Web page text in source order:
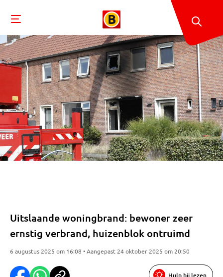
Uitslaande woningbrand: bewoner zeer
ernstig verbrand, huizenblok ontruimd
6 augustus 2025 om 16:08 • Aangepast 24 oktober 2025 om 20:50
Hulp bij lezen